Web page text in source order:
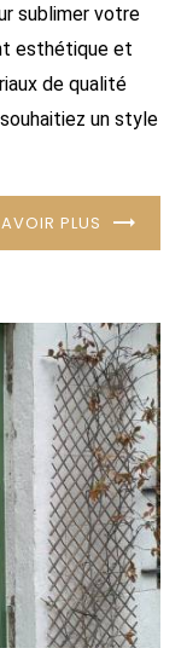
sublimer votre
esthétique et
de qualité
un style
PLUS